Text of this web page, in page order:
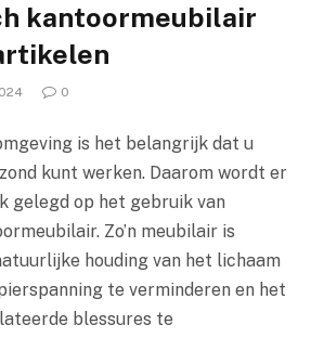
kantoormeubilair
0
is het belangrijk dat u
kunt werken. Daarom wordt er
gelegd op het gebruik van
Zo’n meubilair is
houding van het lichaam
te verminderen en het
blessures te